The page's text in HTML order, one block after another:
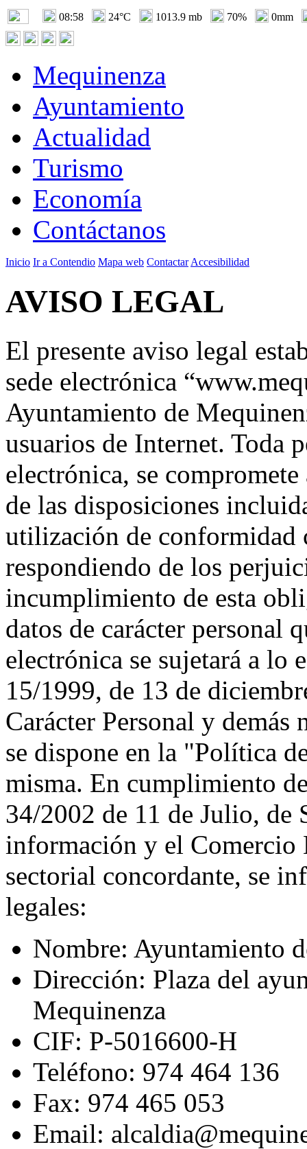
08:58 24°C 1013.9 mb 70% 0mm
Mequinenza
Ayuntamiento
Actualidad
Turismo
Economía
Contáctanos
Inicio Ir a Contendio Mapa web Contactar Accesibilidad
AVISO LEGAL
El presente aviso legal
sede electrónica
Ayuntamiento de
usuarios de Internet. Toda
electrónica, se
de las disposiciones
utilización de conformidad
respondiendo de los
incumplimiento de esta
datos de carácter personal
electrónica se sujetará a lo
15/1999, de 13 de
Carácter Personal y
se dispone en la "Política
misma. En cumplimiento
34/2002 de 11 de Julio, de
información y el
sectorial concordante, se
legales:
Nombre: Ayuntamiento
Dirección: Plaza del
Mequinenza
CIF: P-5016600-H
Teléfono: 974 464 136
Fax: 974 465 053
Email: